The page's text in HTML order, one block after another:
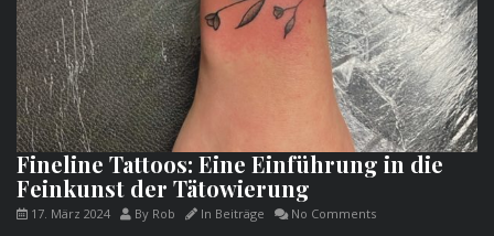
Fineline Tattoos: Eine Einführung in die
Feinkunst der Tätowierung
17. März 2024 By Rob In Beiträge No Comments